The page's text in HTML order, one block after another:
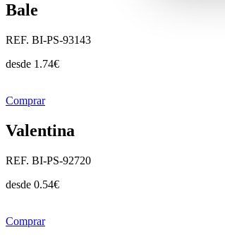
Bale
REF. BI-PS-93143
desde 1.74€
Comprar
Valentina
REF. BI-PS-92720
desde 0.54€
Comprar